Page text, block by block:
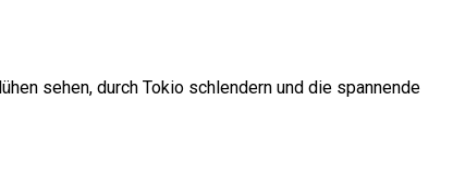
sehen, durch Tokio schlendern und die spannende